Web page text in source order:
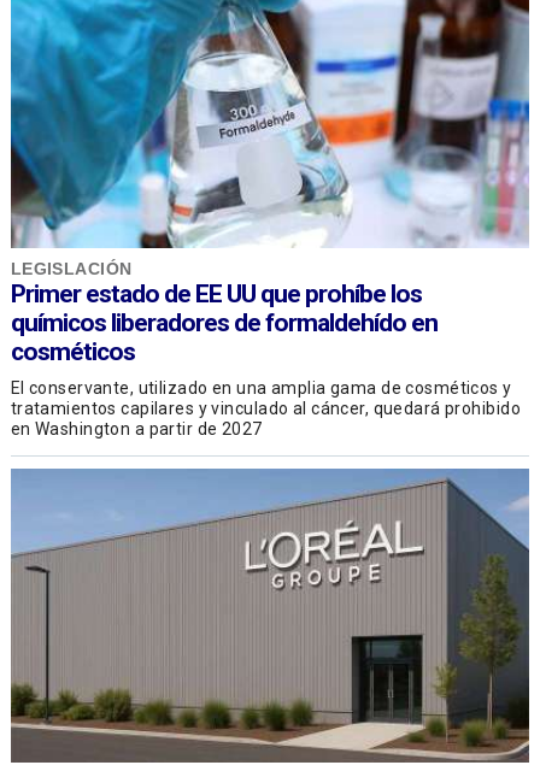
LEGISLACIÓN
Primer estado de EE UU que prohíbe los
químicos liberadores de formaldehído en
cosméticos
El conservante, utilizado en una amplia gama de cosméticos y
tratamientos capilares y vinculado al cáncer, quedará prohibido
en Washington a partir de 2027